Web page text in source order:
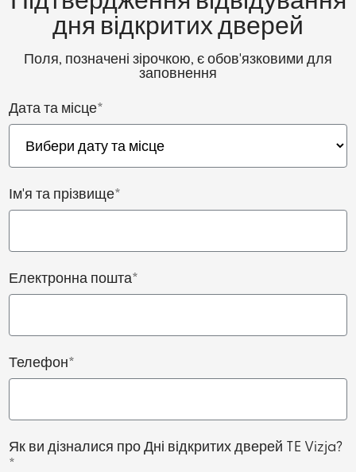
дня відкритих дверей
Поля, позначені зірочкою, є обов'язковими для
заповнення
Дата та місце*
Ім'я та прізвище*
Електронна пошта*
Телефон*
Як ви дізналися про Дні відкритих дверей TE Vizja?
*